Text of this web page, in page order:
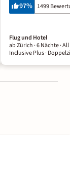
97% 1499
Flug und Hotel
ab Zürich ·6 Nächte· All
Inclusive Plus·